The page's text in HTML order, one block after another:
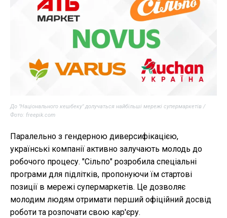
До "Національного кешбеку" долучаться найбільші мережі супермаркетів /
Фото: freepik.com
Паралельно з гендерною диверсифікацією,
українські компанії активно залучають молодь до
робочого процесу. "Сільпо" розробила спеціальні
програми для підлітків, пропонуючи їм стартові
позиції в мережі супермаркетів. Це дозволяє
молодим людям отримати перший офіційний досвід
роботи та розпочати свою кар'єру.